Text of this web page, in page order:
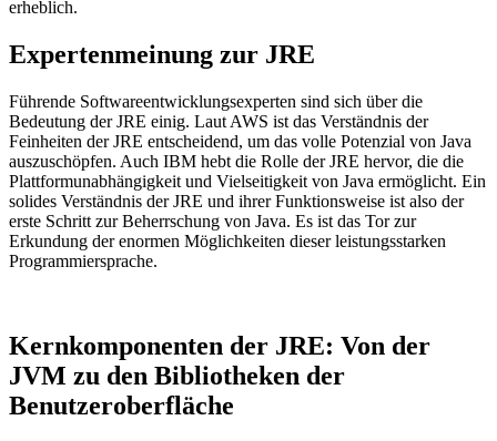
erheblich.
Expertenmeinung zur JRE
Führende Softwareentwicklungsexperten sind sich über die
Bedeutung der JRE einig. Laut AWS ist das Verständnis der
Feinheiten der JRE entscheidend, um das volle Potenzial von Java
auszuschöpfen. Auch IBM hebt die Rolle der JRE hervor, die die
Plattformunabhängigkeit und Vielseitigkeit von Java ermöglicht. Ein
solides Verständnis der JRE und ihrer Funktionsweise ist also der
erste Schritt zur Beherrschung von Java. Es ist das Tor zur
Erkundung der enormen Möglichkeiten dieser leistungsstarken
Programmiersprache.
Kernkomponenten der JRE: Von der
JVM zu den Bibliotheken der
Benutzeroberfläche